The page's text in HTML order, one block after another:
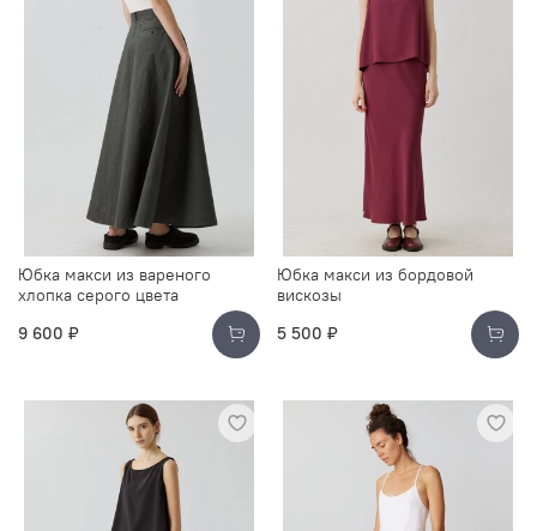
Юбка макси из вареного
хлопка серого цвета
9 600 ₽
Юбка макси из бордовой
вискозы
5 500 ₽